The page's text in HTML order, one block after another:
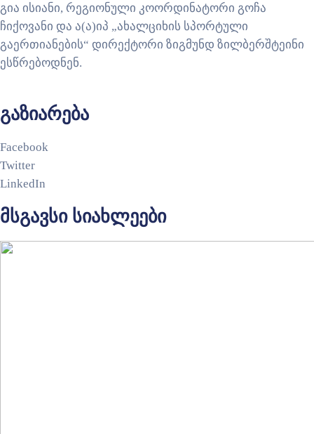
გია ისიანი, რეგიონული კოორდინატორი გოჩა
ჩიქოვანი და ა(ა)იპ „ახალციხის სპორტული
გაერთიანების“ დირექტორი ზიგმუნდ ზილბერშტეინი
ესწრებოდნენ.
გაზიარება
Facebook
Twitter
LinkedIn
მსგავსი სიახლეები